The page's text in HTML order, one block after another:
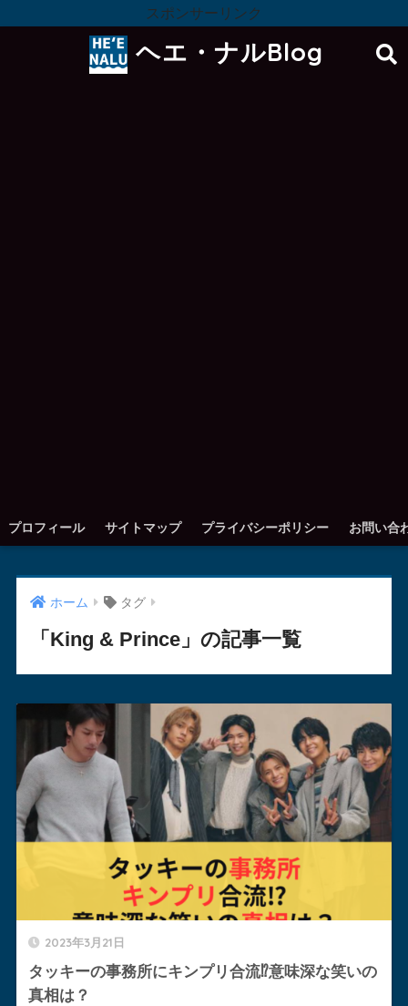
スポンサーリンク
ヘエ・ナルBlog
プロフィール サイトマップ プライバシーポリシー お問い合
ホーム タグ
「King & Prince」の記事一覧
2023年3月21日
タッキーの事務所にキンプリ合流⁉︎意味深な笑いの
真相は？